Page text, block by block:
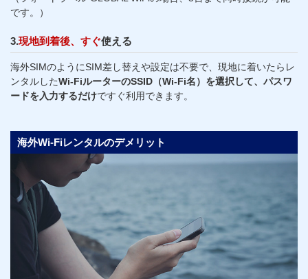
です。）
3.現地到着後、すぐ使える
海外SIMのようにSIM差し替えや設定は不要で、現地に着いたらレ
ンタルしたWi-FiルーターのSSID（Wi-Fi名）を選択して、パスワ
ードを入力するだけですぐ利用できます。
海外Wi-Fiレンタルのデメリット